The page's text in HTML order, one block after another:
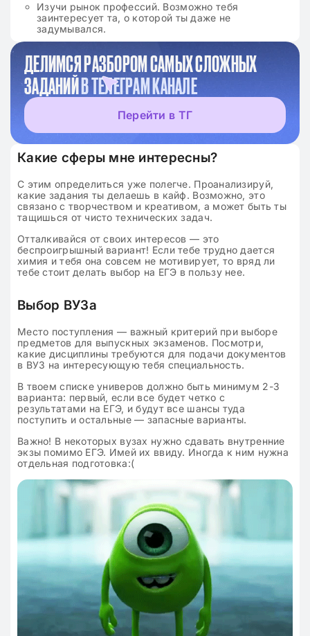
Изучи рынок профессий. Возможно тебя
заинтересует та, о которой ты даже не
задумывался.
ДЕЛИМСЯ РАЗБОРОМ САМЫХ СЛОЖНЫХ
ЗАДАНИЙВ ТЕЛЕГРАМ КАНАЛЕ
Перейти в ТГ
Какие сферы мне интересны?
С этим определиться уже полегче. Проанализируй,
какие задания ты делаешь в кайф. Возможно, это
связано с творчеством и креативом, а может быть ты
тащишься от чисто технических задач.
Отталкивайся от своих интересов — это
беспроигрышный вариант! Если тебе трудно дается
химия и тебя она совсем не мотивирует, то вряд ли
тебе стоит делать выбор на ЕГЭ в пользу нее.
Выбор ВУЗа
Место поступления — важный критерий при выборе
предметов для выпускных экзаменов. Посмотри,
какие дисциплины требуются для подачи документов
в ВУЗ на интересующую тебя специальность.
В твоем списке универов должно быть минимум 2-3
варианта: первый, если все будет четко с
результатами на ЕГЭ, и будут все шансы туда
поступить и остальные — запасные варианты.
Важно! В некоторых вузах нужно сдавать внутренние
экзы помимо ЕГЭ. Имей их ввиду. Иногда к ним нужна
отдельная подготовка:(